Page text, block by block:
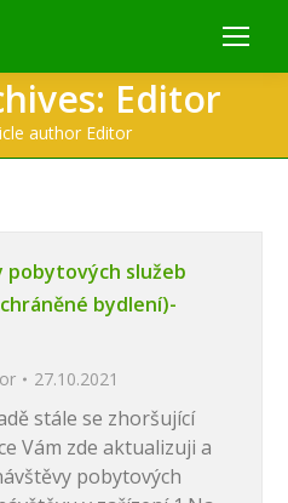
Editor
author Editor
pobytových služeb
bydlení)-
27.10.2021
stále se zhoršující
Vám zde aktualizuji a
pobytových